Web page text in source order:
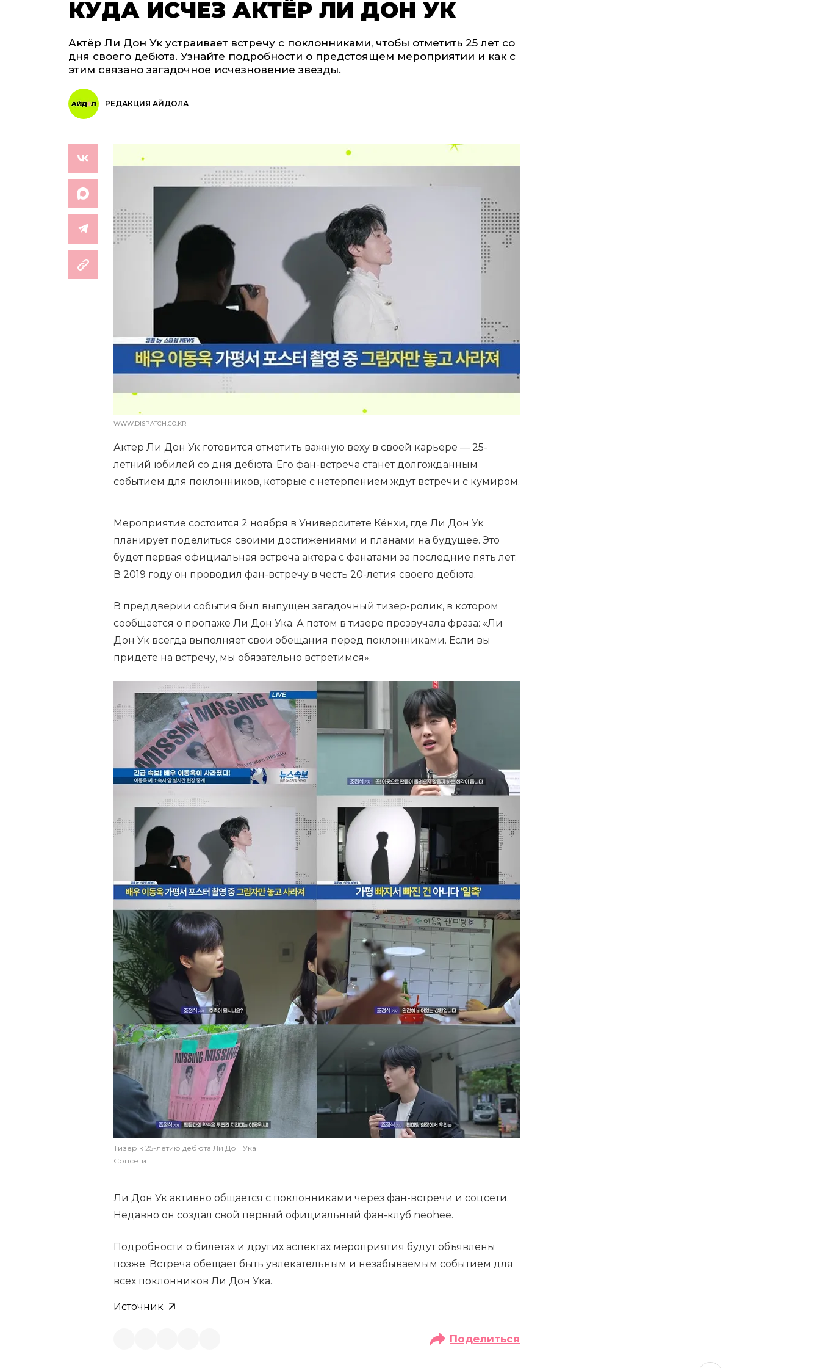
КУДА ИСЧЕЗ АКТЁР ЛИ ДОН УК
Актёр Ли Дон Ук устраивает встречу с поклонниками, чтобы отметить 25 лет со
дня своего дебюта. Узнайте подробности о предстоящем мероприятии и как с
этим связано загадочное исчезновение звезды.
РЕДАКЦИЯ АЙДОЛА
WWW.DISPATCH.CO.KR
Актер Ли Дон Ук готовится отметить важную веху в своей карьере — 25-
летний юбилей со дня дебюта. Его фан-встреча станет долгожданным
событием для поклонников, которые с нетерпением ждут встречи с кумиром.
Мероприятие состоится 2 ноября в Университете Кёнхи, где Ли Дон Ук
планирует поделиться своими достижениями и планами на будущее. Это
будет первая официальная встреча актера с фанатами за последние пять лет.
В 2019 году он проводил фан-встречу в честь 20-летия своего дебюта.
В преддверии события был выпущен загадочный тизер-ролик, в котором
сообщается о пропаже Ли Дон Ука. А потом в тизере прозвучала фраза: «Ли
Дон Ук всегда выполняет свои обещания перед поклонниками. Если вы
придете на встречу, мы обязательно встретимся».
Тизер к 25-летию дебюта Ли Дон Ука
Соцсети
Ли Дон Ук активно общается с поклонниками через фан-встречи и соцсети.
Недавно он создал свой первый официальный фан-клуб neohee.
Подробности о билетах и других аспектах мероприятия будут объявлены
позже. Встреча обещает быть увлекательным и незабываемым событием для
всех поклонников Ли Дон Ука.
Источник
Поделиться